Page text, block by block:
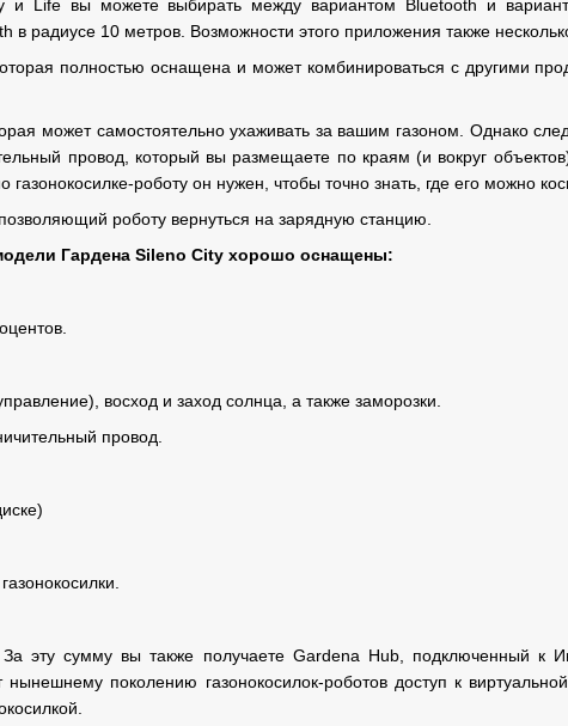
и Life вы можете выбирать между вариантом Bluetooth и
в радиусе 10 метров. Возможности этого приложения также
полностью оснащена и может комбинироваться с другими
может самостоятельно ухаживать за вашим газоном. Однако
провод, который вы размещаете по краям (и вокруг
роботу он нужен, чтобы точно знать, где его можно
роботу вернуться на зарядную станцию.
Гардена Sileno City хорошо оснащены:
восход и заход солнца, а также заморозки.
провод.
эту сумму вы также получаете Gardena Hub, подключенный к
поколению газонокосилок-роботов доступ к